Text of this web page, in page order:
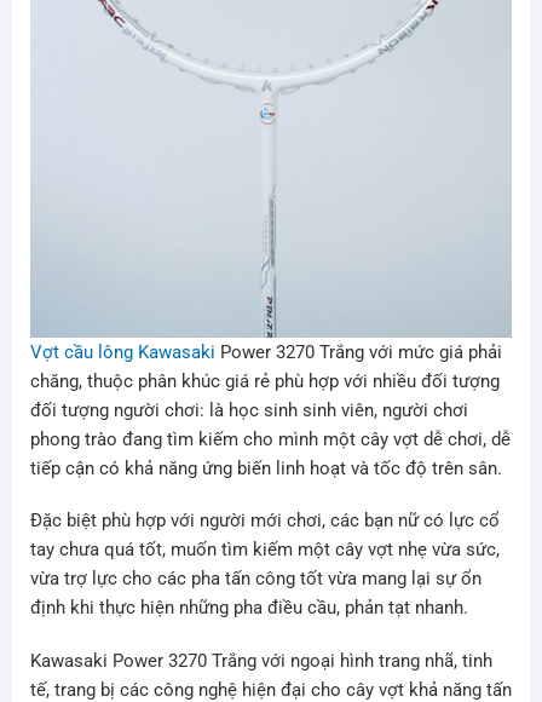
Vợt cầu lông Kawasaki Power 3270 Trắng với mức giá phải
chăng, thuộc phân khúc giá rẻ phù hợp với nhiều đối tượng
đối tượng người chơi: là học sinh sinh viên, người chơi
phong trào đang tìm kiếm cho mình một cây vợt dễ chơi, dễ
tiếp cận có khả năng ứng biến linh hoạt và tốc độ trên sân.
Đặc biệt phù hợp với người mới chơi, các bạn nữ có lực cổ
tay chưa quá tốt, muốn tìm kiếm một cây vợt nhẹ vừa sức,
vừa trợ lực cho các pha tấn công tốt vừa mang lại sự ổn
định khi thực hiện những pha điều cầu, phản tạt nhanh.
Kawasaki Power 3270 Trắng với ngoại hình trang nhã, tinh
tế, trang bị các công nghệ hiện đại cho cây vợt khả năng tấn